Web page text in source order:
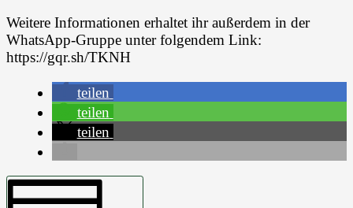
Weitere Informationen erhaltet ihr außerdem in der
WhatsApp-Gruppe unter folgendem Link:
https://gqr.sh/TKNH
teilen
teilen
teilen